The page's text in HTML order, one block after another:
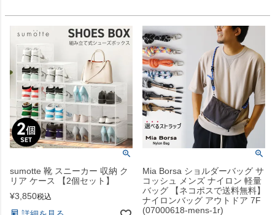
sumotte 靴 スニーカー 収納 ク
リア ケース 【2個セット】
¥3,850税込
Mia Borsa ショルダーバッグ サ
コッシュ メンズ ナイロン 軽量
バッグ 【ネコポスで送料無料】
ナイロンバッグ アウトドア 7F
(07000618-mens-1r)